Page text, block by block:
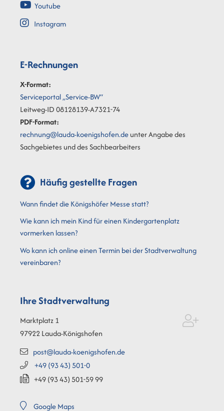
Youtube
Instagram
E-Rechnungen
X-Format:
Serviceportal „Service-BW“
Leitweg-ID 08128139-A7321-74
PDF-Format:
rechnung@lauda-koenigshofen.deunter Angabe des
Sachgebietes und des Sachbearbeiters
Häufig gestellte Fragen
Wann findet die Königshöfer Messe statt?
Wie kann ich mein Kind für einen Kindergartenplatz
vormerken lassen?
Wo kann ich online einen Termin bei der Stadtverwaltung
vereinbaren?
Ihre Stadtverwaltung
Marktplatz 1
97922Lauda-Königshofen
post@lauda-koenigshofen.de
+49 (9343) 501-0
+49 (9343) 501-5999
Google Maps